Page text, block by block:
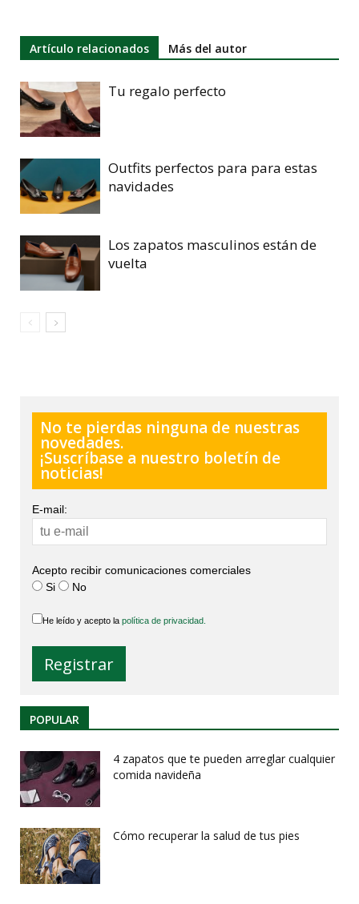
Artículo relacionados Más del autor
Tu regalo perfecto
Outfits perfectos para para estas
navidades
Los zapatos masculinos están de
vuelta
No te pierdas ninguna de nuestras
novedades.
¡Suscríbase a nuestro boletín de
noticias!
E-mail:
Acepto recibir comunicaciones comerciales
Si
No
He leído y acepto la política de privacidad.
POPULAR
4 zapatos que te pueden arreglar cualquier
comida navideña
Cómo recuperar la salud de tus pies